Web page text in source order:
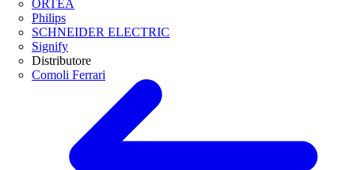
ORTEA
Philips
SCHNEIDER ELECTRIC
Signify
Distributore
Comoli Ferrari